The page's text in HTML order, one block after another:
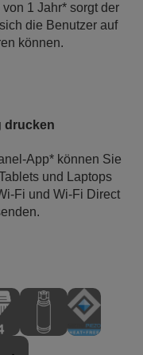
1 Jahr* sorgt der
die Benutzer auf
können.
drucken
App* können Sie
und Laptops
Fi und Wi-Fi Direct